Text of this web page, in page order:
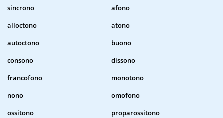
sincrono
afono
alloctono
atono
autoctono
buono
consono
dissono
francofono
monotono
nono
omofono
ossitono
proparossitono